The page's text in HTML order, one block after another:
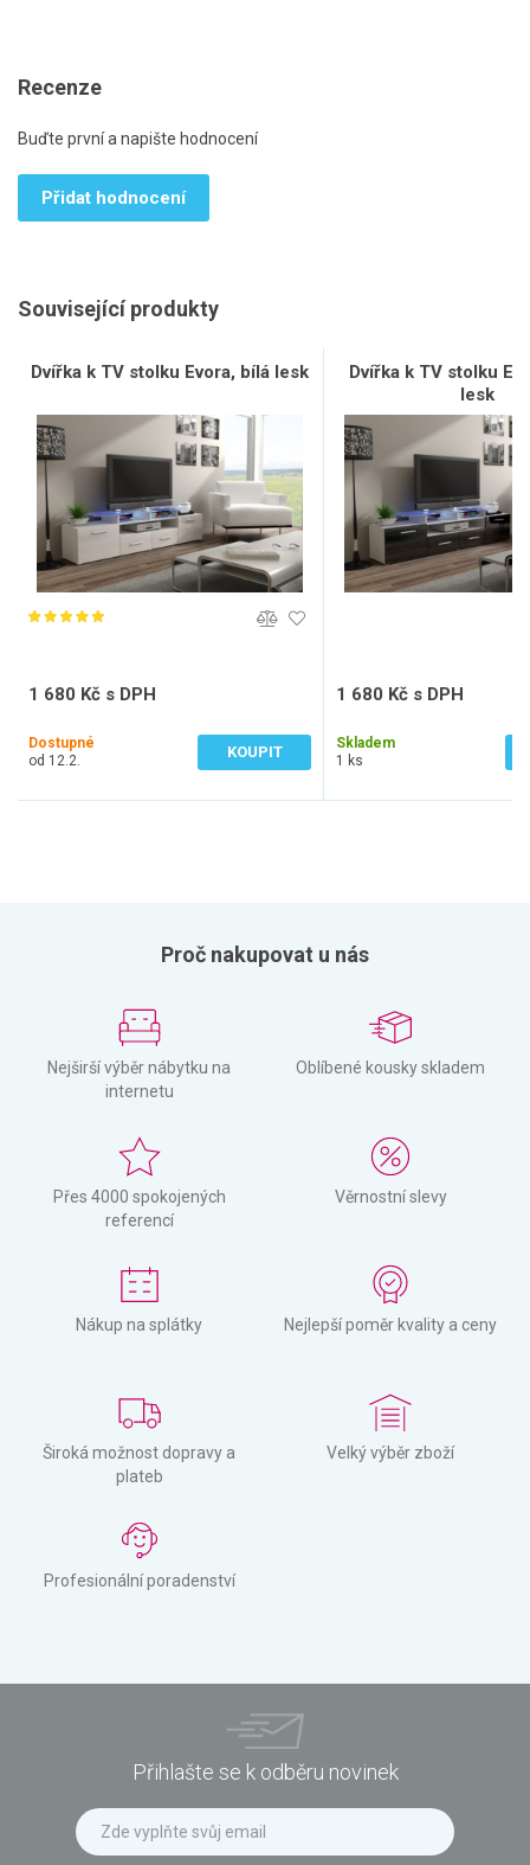
Recenze
Buďte první a napište hodnocení
Přidat hodnocení
Související produkty
Dvířka k TV stolku Evora, bílá lesk
1 680 Kč s DPH
Dostupné
od 12.2.
KOUPIT
Dvířka k TV stolku
lesk
1 680 Kč s DPH
Skladem
1 ks
Proč nakupovat u nás
Nejširší výběr nábytku na
internetu
Oblíbené kousky skladem
Přes 4000 spokojených
referencí
Věrnostní slevy
Nákup na splátky Nejlepší poměr kvality a ceny
Široká možnost dopravy a
plateb
Velký výběr zboží
Profesionální poradenství
Přihlašte se k odběru novinek